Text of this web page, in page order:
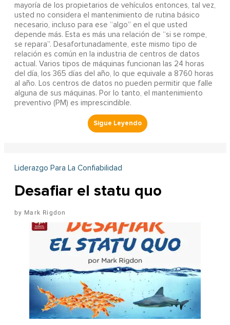
mayoría de los propietarios de vehículos entonces, tal vez,
usted no considera el mantenimiento de rutina básico
necesario, incluso para ese “algo” en el que usted
depende más. Esta es más una relación de “si se rompe,
se repara”. Desafortunadamente, este mismo tipo de
relación es común en la industria de centros de datos
actual. Varios tipos de máquinas funcionan las 24 horas
del día, los 365 días del año, lo que equivale a 8760 horas
al año. Los centros de datos no pueden permitir que falle
alguna de sus máquinas. Por lo tanto, el mantenimiento
preventivo (PM) es imprescindible.
Liderazgo Para La Confiabilidad
Desafiar el statu quo
Mark Rigdon